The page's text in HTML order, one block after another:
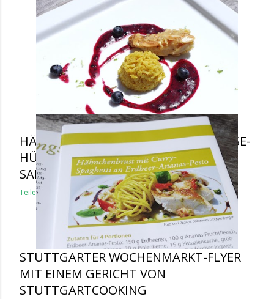
HÄHNCHENFILET IN DER MANDEL-KÄSE-
HÜLLE GEBRATEN AN HEIDELBEER-
SALSA UND CURRY-REIS
Teilen 2 Kommentare
STUTTGARTER WOCHENMARKT-FLYER
MIT EINEM GERICHT VON
STUTTGARTCOOKING